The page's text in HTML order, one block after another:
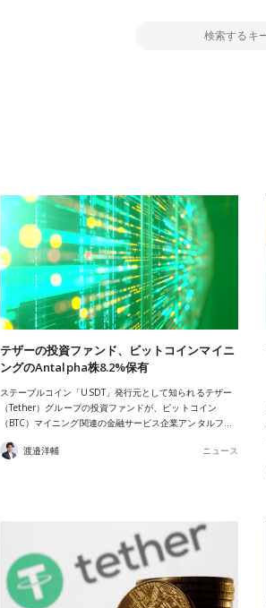
テザーの投資ファンド、ビットコインマイニ
ングのAntalpha株8.2%保有
ステーブルコイン「USDT」発行元として知られるテザー
（Tether）グループの投資ファンドが、ビットコイン
（BTC）マイニング関連の金融サービス企業アンタルフ…
渡邉洋輔 ニュース